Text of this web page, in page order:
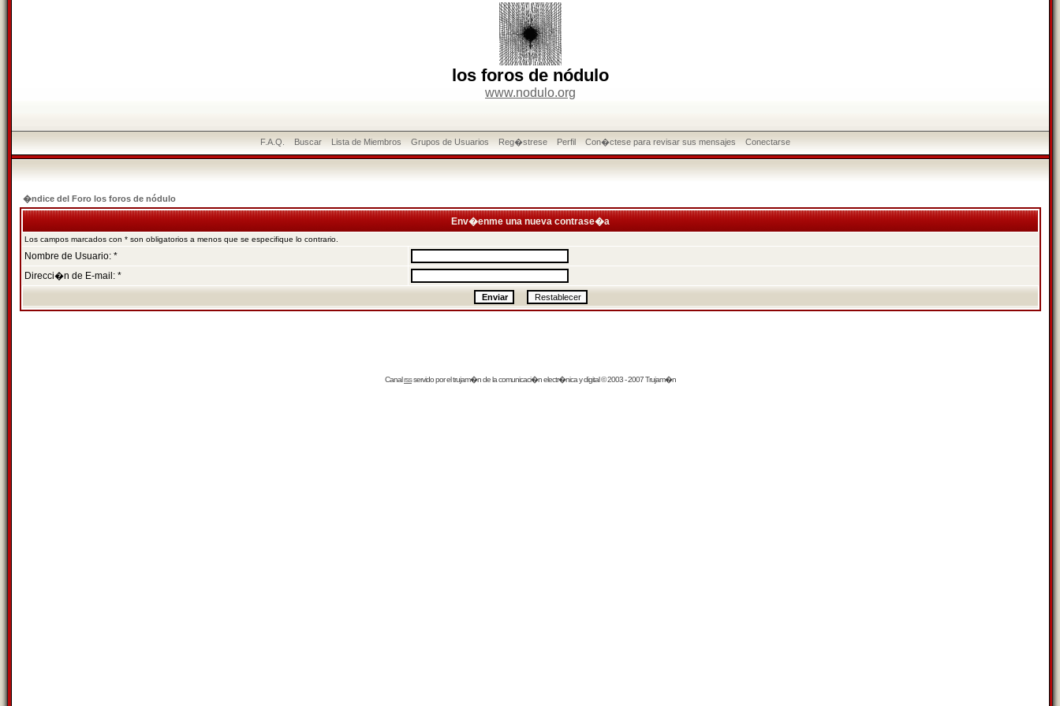
los foros de nódulo
www.nodulo.org
F.A.Q. Buscar Lista de Miembros Grupos de Usuarios Reg�strese Perfil Con�ctese para revisar sus mensajes Conectarse
�ndice del Foro los foros de nódulo
Env�enme una nueva contrase�a
Los campos marcados con * son obligatorios a menos que se especifique lo contrario.
Nombre de Usuario: *
Direcci�n de E-mail: *
Canalrssservido por eltrujam�nde la comunicaci�n electr�nica y digital © 2003 - 2007 Trujam�n